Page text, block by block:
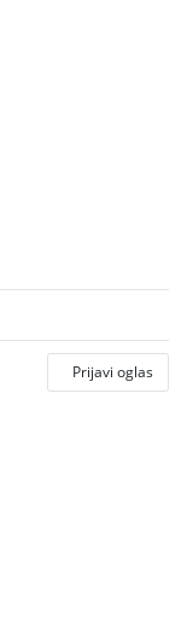
Prijavi oglas